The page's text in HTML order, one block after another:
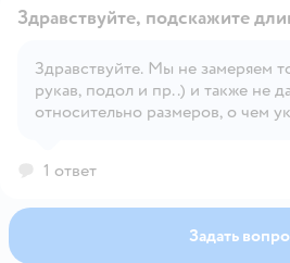
Здравствуйте, подскажите
Здравствуйте. Мы не замеряем
рукав, подол и пр..) и также не
относительно размеров, о чем
зависит от индивидуальных
1 ответ
Задать